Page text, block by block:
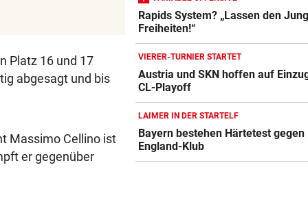
Platz 16 und 17
abgesagt und bis
Massimo Cellino ist
er gegenüber
Rapids System? „Lassen den
Freiheiten!“
VIERER-TURNIER STARTET
Austria und SKN hoffen auf
CL-Playoff
LAIMER IN DER STARTELF
Bayern bestehen Härtetest gegen
England-Klub